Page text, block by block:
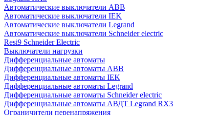
Автоматические выключатели ABB
Автоматические выключатели IEK
Автоматические выключатели Legrand
Автоматические выключатели Schneider electric
Resi9 Schneider Electric
Выключатели нагрузки
Дифференциальные автоматы
Дифференциальные автоматы ABB
Дифференциальные автоматы IEK
Дифференциальные автоматы Legrand
Дифференциальные автоматы Schneider electric
Дифференциальные автоматы АВДТ Legrand RX3
Ограничители перенапряжения